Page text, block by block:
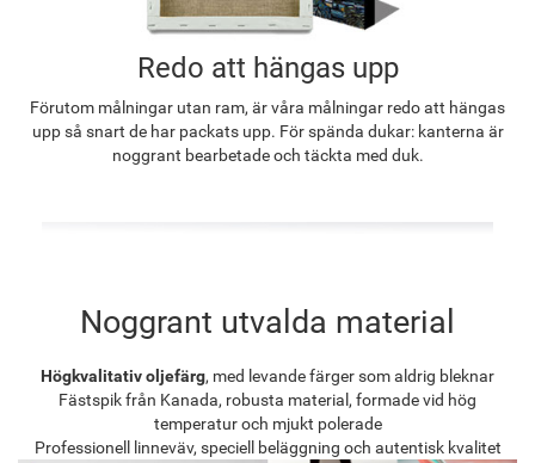
Redo att hängas upp
Förutom målningar utan ram, är våra målningar redo att hängas
upp så snart de har packats upp. För spända dukar: kanterna är
noggrant bearbetade och täckta med duk.
Noggrant utvalda material
Högkvalitativ oljefärg, med levande färger som aldrig bleknar
Fästspik från Kanada, robusta material, formade vid hög
temperatur och mjukt polerade
Professionell linneväv, speciell beläggning och autentisk kvalitet